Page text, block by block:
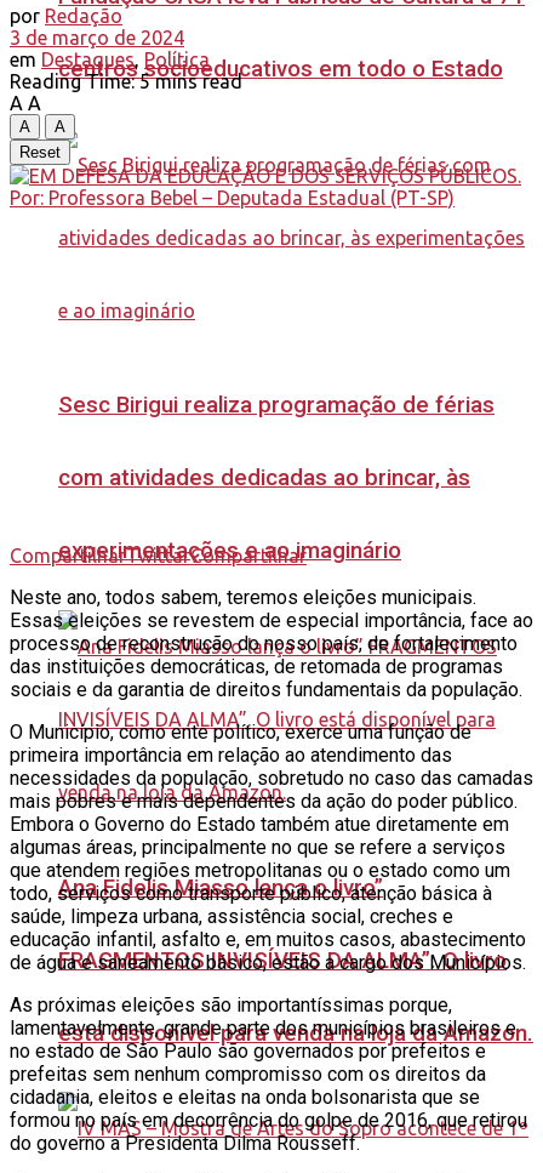
centros socioeducativos em todo o Estado
Sesc Birigui realiza programação de férias
com atividades dedicadas ao brincar, às
experimentações e ao imaginário
Ana Fidelis Miasso lança o livro”
FRAGMENTOS INVISÍVEIS DA ALMA”. O livro
está disponível para venda na loja da Amazon.
por Redação
3 de março de 2024
em Destaques, Política
Reading Time: 5 mins read
A A
A
A
Reset
CompartilharTwittarCompartilhar
Neste ano, todos sabem, teremos eleições municipais.
Essas eleições se revestem de especial importância, face ao
processo de reconstrução do nosso país, de fortalecimento
das instituições democráticas, de retomada de programas
sociais e da garantia de direitos fundamentais da população.
O Município, como ente político, exerce uma função de
primeira importância em relação ao atendimento das
necessidades da população, sobretudo no caso das camadas
mais pobres e mais dependentes da ação do poder público.
Embora o Governo do Estado também atue diretamente em
algumas áreas, principalmente no que se refere a serviços
que atendem regiões metropolitanas ou o estado como um
todo, serviços como transporte público, atenção básica à
saúde, limpeza urbana, assistência social, creches e
educação infantil, asfalto e, em muitos casos, abastecimento
de água e saneamento básico, estão a cargo dos Municípios.
As próximas eleições são importantíssimas porque,
lamentavelmente, grande parte dos municípios brasileiros e
no estado de São Paulo são governados por prefeitos e
prefeitas sem nenhum compromisso com os direitos da
cidadania, eleitos e eleitas na onda bolsonarista que se
formou no país em decorrência do golpe de 2016, que retirou
do governo a Presidenta Dilma Rousseff.